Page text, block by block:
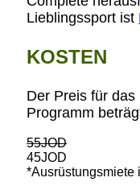
Lieblingssport ist
KOSTEN
Der Preis für
Programm
55JOD
45JOD
*Ausrüstungsmiete